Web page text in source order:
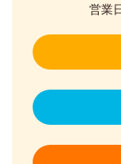
営業